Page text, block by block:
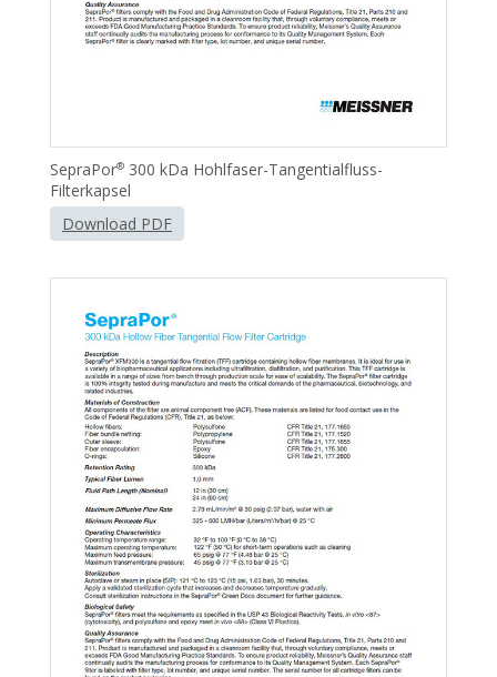
SepraPor® 300 kDa Hohlfaser-Tangentialfluss-
Filterkapsel
Download PDF